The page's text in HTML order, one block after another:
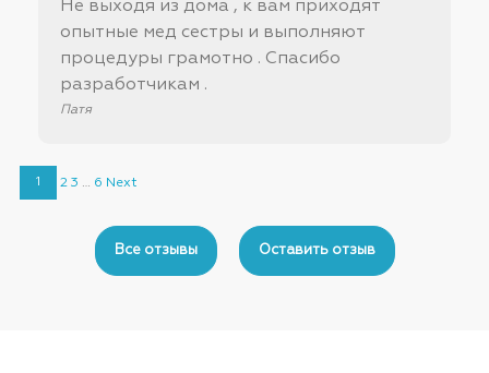
Не выходя из дома , к вам приходят
опытные мед сестры и выполняют
процедуры грамотно . Спасибо
разработчикам .
Патя
Site
navigation
Страница
1 Страница
2 Страница
3 … Страница
6 Next
Все отзывы Оставить отзыв